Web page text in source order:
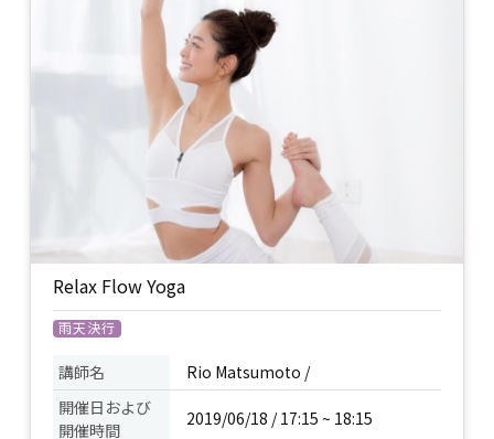
Relax Flow Yoga
雨天決行
講師名
Rio Matsumoto /
開催日および
開催時間
2019/06/18 / 17:15 ~ 18:15